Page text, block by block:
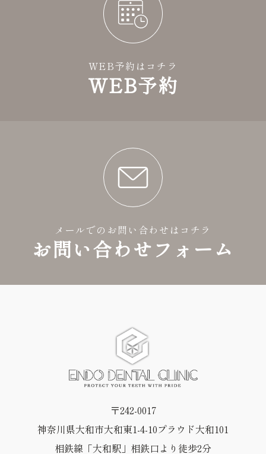
WEB予約はコチラ
WEB予約
メールでのお問い合わせはコチラ
お問い合わせフォーム
〒242-0017
神奈川県大和市大和東1-4-10プラウド大和101
相鉄線「大和駅」相鉄口より徒歩2分